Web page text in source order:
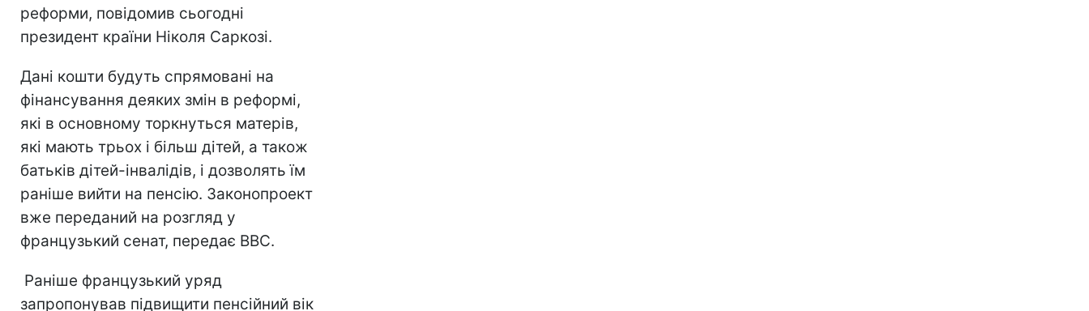
реформи, повідомив сьогодні
президент країни Ніколя Саркозі.
Дані кошти будуть спрямовані на
фінансування деяких змін в реформі,
які в основному торкнуться матерів,
які мають трьох і більш дітей, а також
батьків дітей-інвалідів, і дозволять їм
раніше вийти на пенсію. Законопроект
вже переданий на розгляд у
французький сенат, передає BBC.
Раніше французький уряд
запропонував підвищити пенсійний вік